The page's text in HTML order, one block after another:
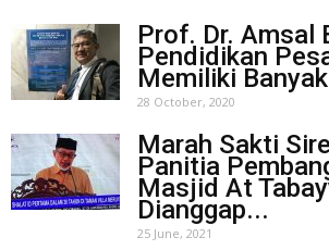
Prof. Dr. Amsal
Pendidikan
Memiliki
28 October, 2020
Marah Sakti
Panitia
Masjid At
Dianggap...
25 June, 2021